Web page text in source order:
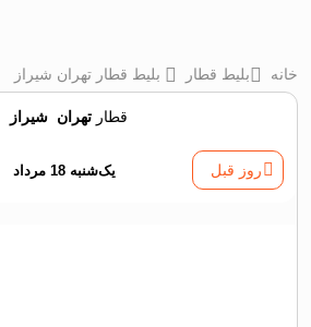
خانه بلیط قطار بلیط قطار تهران شيراز
قطار تهران شيراز
روز قبل یک‌شنبه 18 مرداد